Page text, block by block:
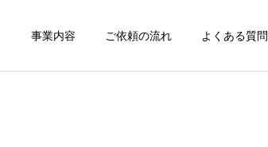
事業内容 ご依頼の流れ よくある質問